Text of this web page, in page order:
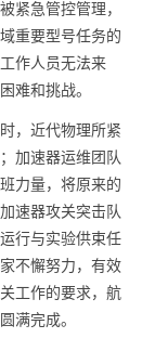
紧急管控管理，
重要型号任务的
作人员无法来
难和挑战。
，近代物理所紧
加速器运维团队
力量，将原来的
速器攻关突击队
行与实验供束任
不懈努力，有效
工作的要求，航
满完成。